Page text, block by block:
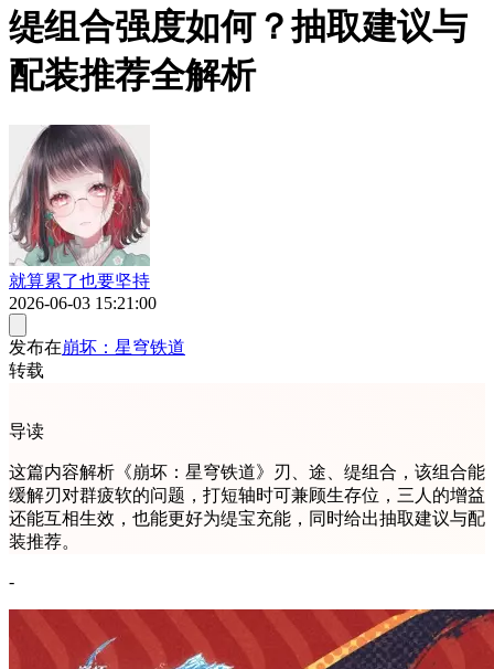
缇组合强度如何？抽取建议与
配装推荐全解析
就算累了也要坚持
2026-06-03 15:21:00
发布在崩坏：星穹铁道
转载
导读
这篇内容解析《崩坏：星穹铁道》刃、途、缇组合，该组合能
缓解刃对群疲软的问题，打短轴时可兼顾生存位，三人的增益
还能互相生效，也能更好为缇宝充能，同时给出抽取建议与配
装推荐。
-